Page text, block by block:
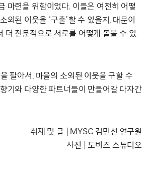
마련을 위함이었다. 이들은 여전히 어떻
외된 이웃을 ‘구출’할 수 있을지, 대문이
더 전문적으로 서로를 어떻게 돌볼 수 있
팔아서, 마을의 소외된 이웃을 구할 수
기와 다양한 파트너들이 만들어갈 다자간
취재 및 글 | MYSC 김민선 연구원
사진 | 도비즈 스튜디오